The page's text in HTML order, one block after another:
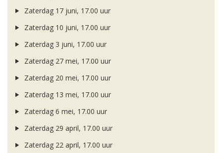
Zaterdag 17 juni, 17.00 uur
Zaterdag 10 juni, 17.00 uur
Zaterdag 3 juni, 17.00 uur
Zaterdag 27 mei, 17.00 uur
Zaterdag 20 mei, 17.00 uur
Zaterdag 13 mei, 17.00 uur
Zaterdag 6 mei, 17.00 uur
Zaterdag 29 april, 17.00 uur
Zaterdag 22 april, 17.00 uur